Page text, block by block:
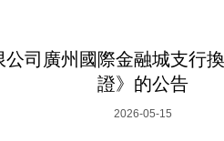
公司廣州國際金融城支行
證》的公告
2026-05-15